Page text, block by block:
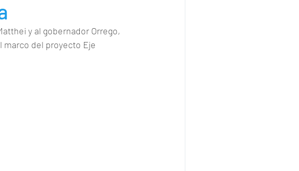
y al gobernador Orrego,
marco del proyecto Eje